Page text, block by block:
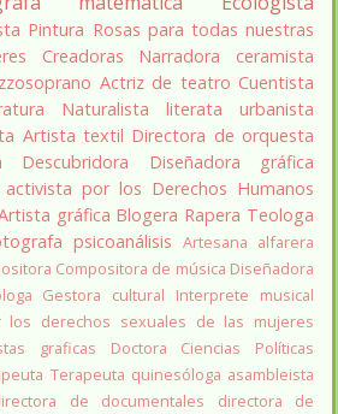
Pintura Rosas para todas nuestras
Creadoras Narradora
ceramista
Actriz de teatro Cuentista
Naturalista literata
urbanista
Artista textil Directora de orquesta
Descubridora
Diseñadora gráfica
por los Derechos Humanos
gráfica Blogera Rapera Teologa
psicoanálisis Artesana alfarera
Compositora de música Diseñadora
Gestora cultural
Interprete musical
los derechos sexuales de las mujeres
graficas
Doctora Ciencias Políticas
Terapeuta quinesóloga asambleista
de documentales
directora de